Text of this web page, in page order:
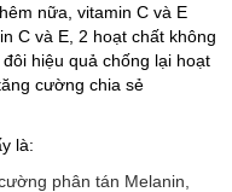
nữa, vitamin C và E
C và E, 2 hoạt chất không
hiệu quả chống lại hoạt
cường chia sẻ
là:
phân tán Melanin,